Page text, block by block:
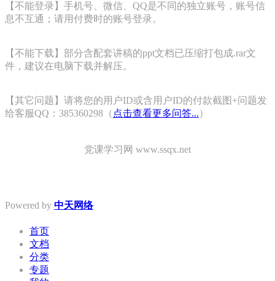
【不能登录】手机号、微信、QQ是不同的独立账号，账号信
息不互通；请用付费时的账号登录。
【不能下载】部分含配套讲稿的ppt文档已压缩打包成.rar文
件，建议在电脑下载并解压。
【其它问题】请将您的用户ID或含用户ID的付款截图+问题发
给客服QQ：385360298（ 点击查看更多问答...）
党课学习网 www.ssqx.net
Powered by 中天网络
首页
文档
分类
专题